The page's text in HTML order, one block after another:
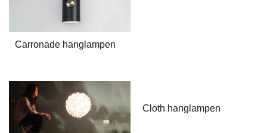
Carronade hanglampen
Cloth hanglampen